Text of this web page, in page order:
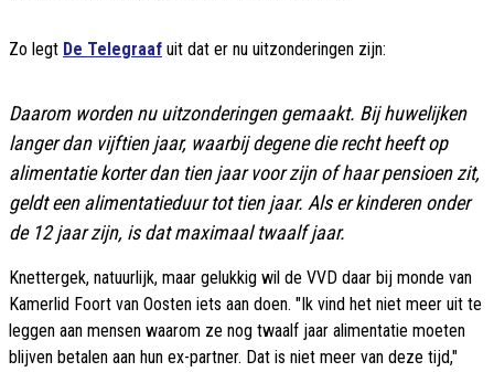
Zo legt De Telegraaf uit dat er nu uitzonderingen zijn:
Daarom worden nu uitzonderingen gemaakt. Bij huwelijken
langer dan vijftien jaar, waarbij degene die recht heeft op
alimentatie korter dan tien jaar voor zijn of haar pensioen zit,
geldt een alimentatieduur tot tien jaar. Als er kinderen onder
de 12 jaar zijn, is dat maximaal twaalf jaar.
Knettergek, natuurlijk, maar gelukkig wil de VVD daar bij monde van
Kamerlid Foort van Oosten iets aan doen. "Ik vind het niet meer uit te
leggen aan mensen waarom ze nog twaalf jaar alimentatie moeten
blijven betalen aan hun ex-partner. Dat is niet meer van deze tijd,"